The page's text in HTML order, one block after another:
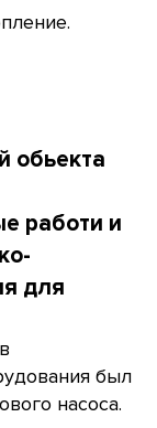
обьекта
работи и
для
был
насоса.